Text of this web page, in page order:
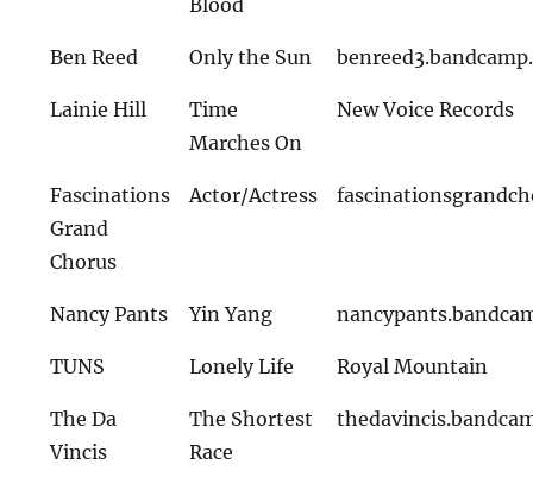
Ben Reed Only the Sun
Lainie Hill
Time
Marches On
New Voice Records
Fascinations
Grand
Chorus
Actor/Actress
Nancy Pants Yin Yang
TUNS Lonely Life Royal Mountain
The Da
Vincis
The Shortest
Race